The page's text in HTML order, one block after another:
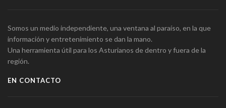
Somos un medio independiente, una ventana al paraíso, en la que
información y entretenimiento se dan la mano.
Una herramienta útil para los Asturianos de dentro y fuera de la
región.
EN CONTACTO